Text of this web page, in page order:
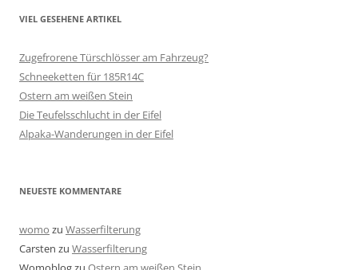
VIEL GESEHENE ARTIKEL
Zugefrorene Türschlösser am Fahrzeug?
Schneeketten für 185R14C
Ostern am weißen Stein
Die Teufelsschlucht in der Eifel
Alpaka-Wanderungen in der Eifel
NEUESTE KOMMENTARE
womo zu Wasserfilterung
Carsten zu Wasserfilterung